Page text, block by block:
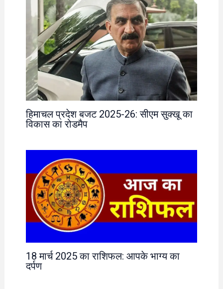
हिमाचल प्रदेश बजट 2025-26: सीएम सुक्खू का
विकास का रोडमैप
18 मार्च 2025 का राशिफल: आपके भाग्य का
दर्पण